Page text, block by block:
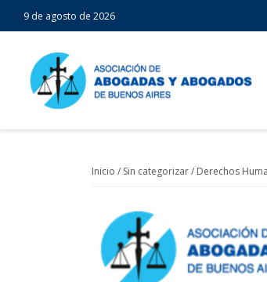
9 de agosto de 2026
Inicio / Sin categorizar/ Derechos